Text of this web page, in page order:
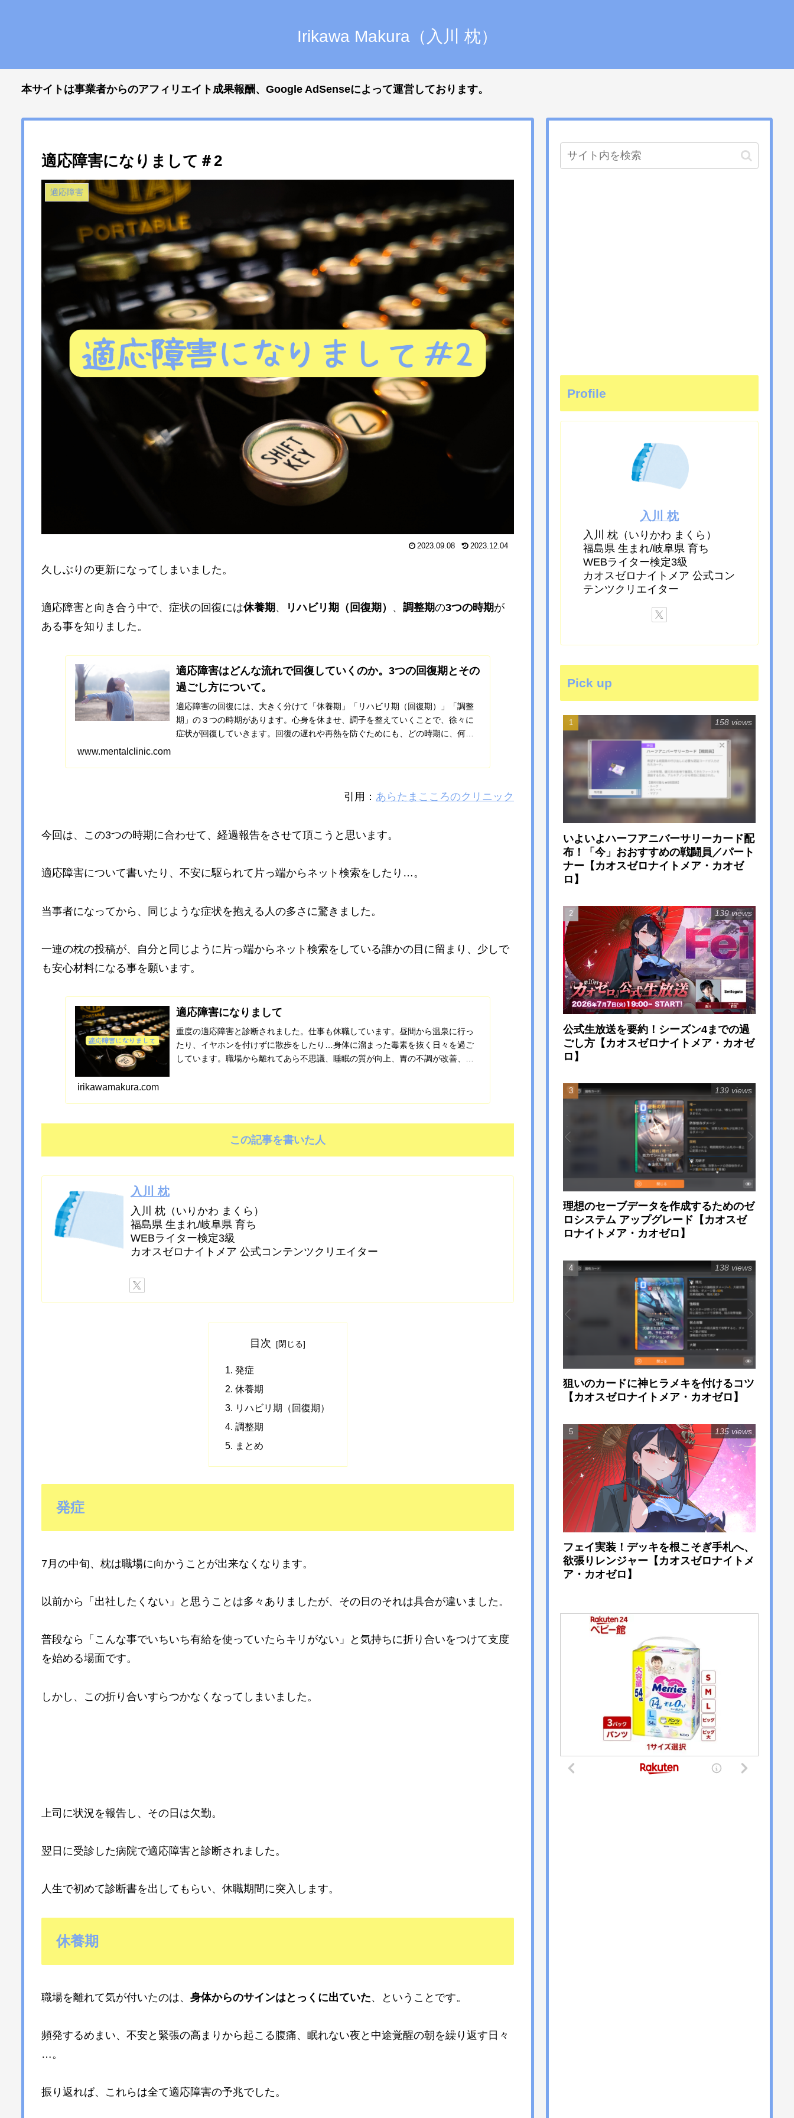
Irikawa Makura（入川 枕）
本サイトは事業者からのアフィリエイト成果報酬、Google AdSenseによって運営しております。
適応障害になりまして＃2
適応障害
2023.09.08 2023.12.04
久しぶりの更新になってしまいました。
適応障害と向き合う中で、症状の回復には休養期 、 リハビリ期（回復期） 、 調整期の3つの時期が
ある事を知りました。
適応障害はどんな流れで回復していくのか。3つの回復期とその
過ごし方について。
適応障害の回復には、大きく分けて「休養期」「リハビリ期（回復期）」「調整
期」の３つの時期があります。心身を休ませ、調子を整えていくことで、徐々に
症状が回復していきます。回復の遅れや再熱を防ぐためにも、どの時期に、何を
www.mentalclinic.com
引用： あらたまこころのクリニック
今回は、この3つの時期に合わせて、経過報告をさせて頂こうと思います。
適応障害について書いたり、不安に駆られて片っ端からネット検索をしたり…。
当事者になってから、同じような症状を抱える人の多さに驚きました。
一連の枕の投稿が、自分と同じように片っ端からネット検索をしている誰かの目に留まり、少しで
も安心材料になる事を願います。
適応障害になりまして
重度の適応障害と診断されました。仕事も休職しています。昼間から温泉に行っ
たり、イヤホンを付けずに散歩をしたり…身体に溜まった毒素を抜く日々を過ご
しています。職場から離れてあら不思議、睡眠の質が向上、胃の不調が改善、食
irikawamakura.com
この記事を書いた人
入川 枕
入川 枕（いりかわ まくら）
福島県 生まれ/岐阜県 育ち
WEBライター検定3級
カオスゼロナイトメア 公式コンテンツクリエイター
目次
発症
休養期
リハビリ期（回復期）
調整期
まとめ
発症
7月の中旬、枕は職場に向かうことが出来なくなります。
以前から「出社したくない」と思うことは多々ありましたが、その日のそれは具合が違いました。
普段なら「こんな事でいちいち有給を使っていたらキリがない」と気持ちに折り合いをつけて支度
を始める場面です。
しかし、この折り合いすらつかなくなってしまいました。
上司に状況を報告し、その日は欠勤。
翌日に受診した病院で適応障害と診断されました。
人生で初めて診断書を出してもらい、休職期間に突入します。
休養期
職場を離れて気が付いたのは、 身体からのサインはとっくに出ていた、ということです。
頻発するめまい、不安と緊張の高まりから起こる腹痛、眠れない夜と中途覚醒の朝を繰り返す日々
…。
振り返れば、これらは全て適応障害の予兆でした。
Profile
入川 枕
入川 枕（いりかわ まくら）
福島県 生まれ/岐阜県 育ち
WEBライター検定3級
カオスゼロナイトメア 公式コン
テンツクリエイター
Pick up
いよいよハーフアニバーサリーカード配
布！「今」おおすすめの戦闘員／パート
ナー【カオスゼロナイトメア・カオゼ
ロ】
158 views
公式生放送を要約！シーズン4までの過
ごし方【カオスゼロナイトメア・カオゼ
ロ】
139 views
理想のセーブデータを作成するためのゼ
ロシステム アップグレード【カオスゼ
ロナイトメア・カオゼロ】
139 views
狙いのカードに神ヒラメキを付けるコツ
【カオスゼロナイトメア・カオゼロ】
138 views
フェイ実装！デッキを根こそぎ手札へ、
欲張りレンジャー【カオスゼロナイトメ
ア・カオゼロ】
135 views